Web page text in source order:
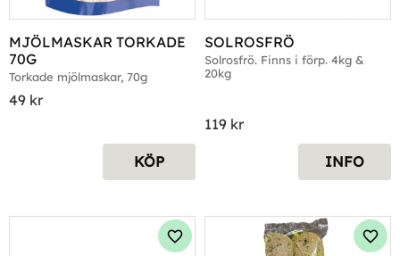
MJÖLMASKAR TORKADE
70G
Torkade mjölmaskar, 70g
49 kr
KÖP
SOLROSFRÖ
Solrosfrö. Finns i förp. 4kg &
20kg
119 kr
INFO
Lägg till i favoriter